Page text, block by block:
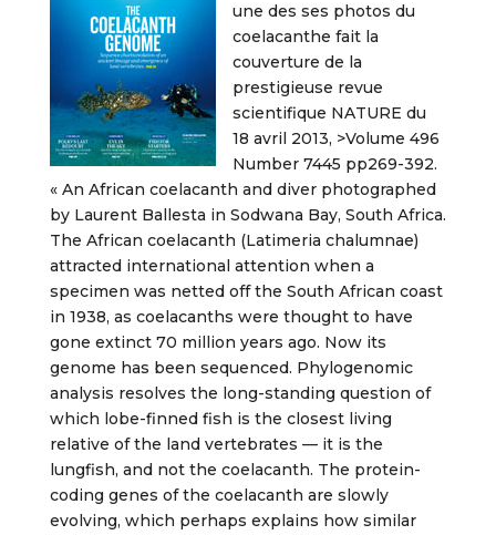
une des ses photos du
coelacanthe fait la
couverture de la
prestigieuse revue
scientifique NATURE du
18 avril 2013, >Volume 496
Number 7445 pp269-392.
« An African coelacanth and diver photographed
by Laurent Ballesta in Sodwana Bay, South Africa.
The African coelacanth (Latimeria chalumnae)
attracted international attention when a
specimen was netted off the South African coast
in 1938, as coelacanths were thought to have
gone extinct 70 million years ago. Now its
genome has been sequenced. Phylogenomic
analysis resolves the long-standing question of
which lobe-finned fish is the closest living
relative of the land vertebrates — it is the
lungfish, and not the coelacanth. The protein-
coding genes of the coelacanth are slowly
evolving, which perhaps explains how similar